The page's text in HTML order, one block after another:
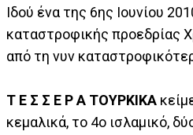
Ιδού ένα της 6ης Ιουνίου
καταστροφικής προεδρίας
από τη νυν
Τ Ε Σ Σ Ε Ρ Α ΤΟΥΡΚΙΚΑ
κεμαλικά, το 4ο ισλαμικό,